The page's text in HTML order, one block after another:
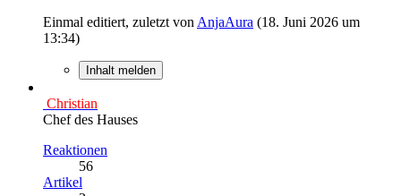
Einmal editiert, zuletzt von AnjaAura (18. Juni 2026 um
13:34)
Inhalt melden
Christian
Chef des Hauses
Reaktionen
56
Artikel